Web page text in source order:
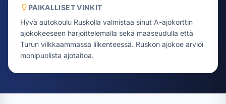
PAIKALLISET VINKIT
Hyvä autokoulu Ruskolla valmistaa sinut A-ajokorttin
ajokokeeseen harjoittelemalla sekä maaseudulla että
Turun vilkkaammassa liikenteessä. Ruskon ajokoe arvioi
monipuolista ajotaitoa.